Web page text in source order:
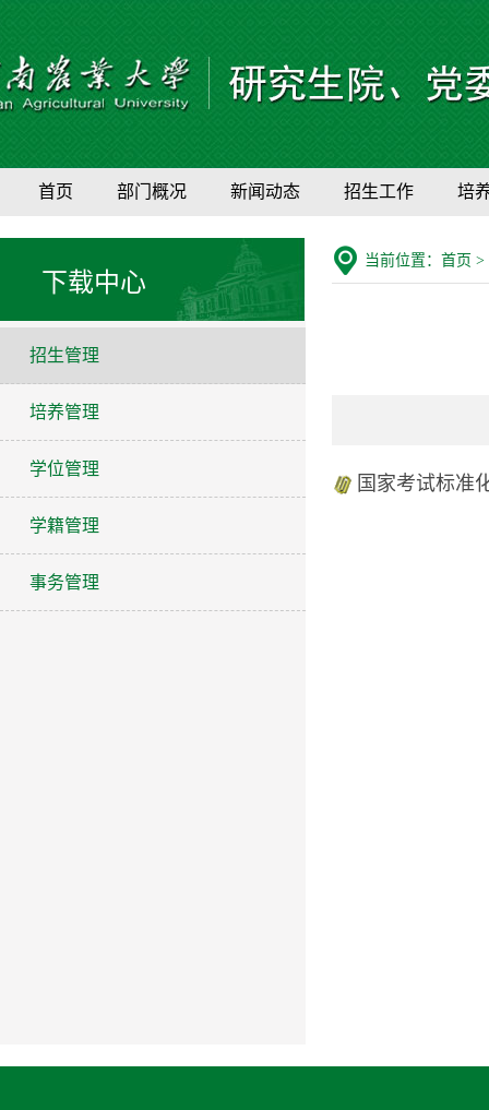
首页 部门概况 新闻动态 招生工作 培
下载中心
招生管理
培养管理
学位管理
学籍管理
事务管理
当前位置： 首页 >
国家考试标准